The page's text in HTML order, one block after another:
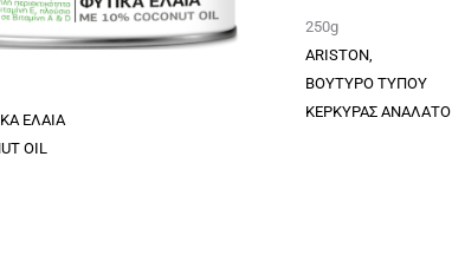
ΕΛΑΙΑ
OIL
250g
ARISTON,
ΒΟΥΤΥΡΟ ΤΥΠΟΥ
ΚΕΡΚΥΡΑΣ ΑΝΑΛΑΤΟ